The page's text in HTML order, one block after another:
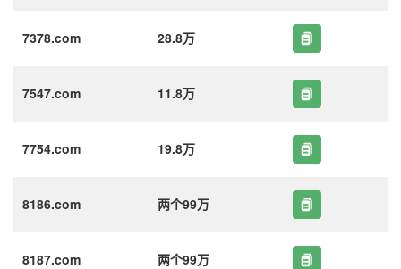
7378.com 28.8万
7547.com 11.8万
7754.com 19.8万
8186.com 两个99万
8187.com 两个99万